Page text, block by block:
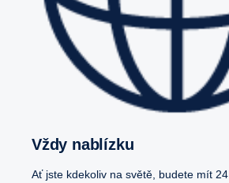
Vždy nablízku
Ať jste kdekoliv na světě, budete mít